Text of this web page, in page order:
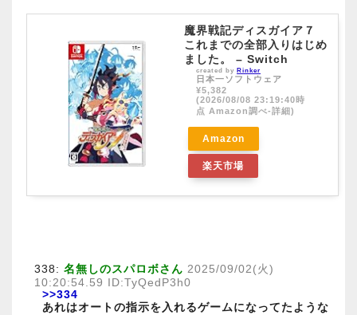
魔界戦記ディスガイア７
これまでの全部入りはじめ
ました。 – Switch
created by Rinker
日本一ソフトウェア
¥5,382
(2026/08/08 23:19:40時
点 Amazon調べ-詳細)
Amazon
楽天市場
338: 名無しのスパロボさん 2025/09/02(火)
10:20:54.59 ID:TyQedP3h0
>>334
あれはオートの指示を入れるゲームになってたような